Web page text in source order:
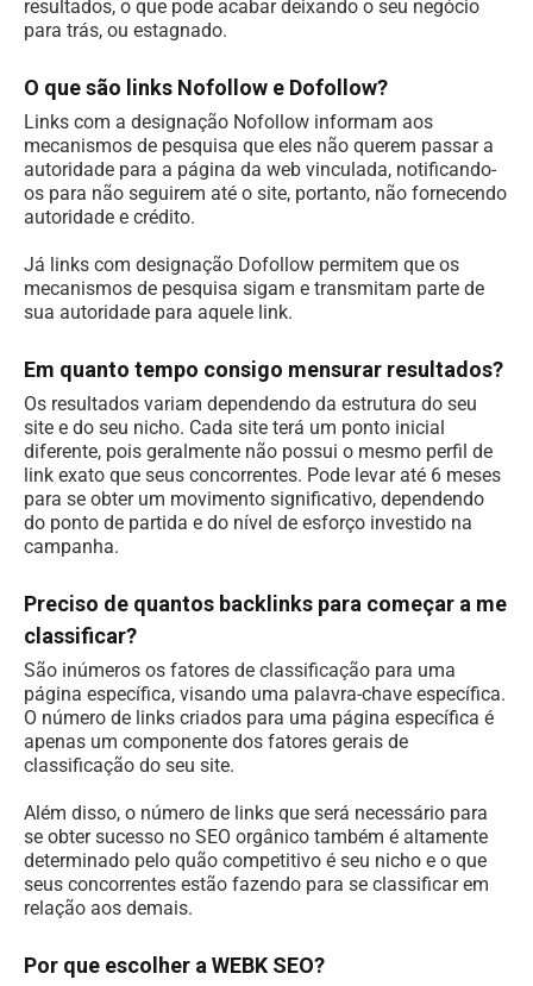
resultados, o que pode acabar deixando o seu negócio
para trás, ou estagnado.
O que são links Nofollow e Dofollow?
Links com a designação Nofollow informam aos
mecanismos de pesquisa que eles não querem passar a
autoridade para a página da web vinculada, notificando-
os para não seguirem até o site, portanto, não fornecendo
autoridade e crédito.
Já links com designação Dofollow permitem que os
mecanismos de pesquisa sigam e transmitam parte de
sua autoridade para aquele link.
Em quanto tempo consigo mensurar resultados?
Os resultados variam dependendo da estrutura do seu
site e do seu nicho. Cada site terá um ponto inicial
diferente, pois geralmente não possui o mesmo perfil de
link exato que seus concorrentes. Pode levar até 6 meses
para se obter um movimento significativo, dependendo
do ponto de partida e do nível de esforço investido na
campanha.
Preciso de quantos backlinks para começar a me
classificar?
São inúmeros os fatores de classificação para uma
página específica, visando uma palavra-chave específica.
O número de links criados para uma página específica é
apenas um componente dos fatores gerais de
classificação do seu site.
Além disso, o número de links que será necessário para
se obter sucesso no SEO orgânico também é altamente
determinado pelo quão competitivo é seu nicho e o que
seus concorrentes estão fazendo para se classificar em
relação aos demais.
Por que escolher a WEBK SEO?